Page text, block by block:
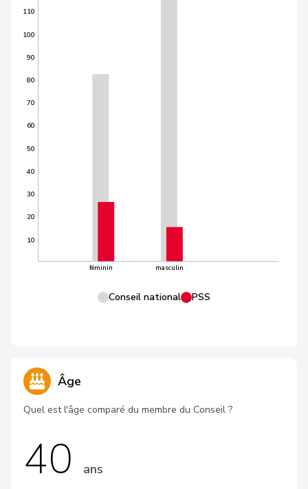
10
20
30
40
50
60
70
80
90
100
110
féminin masculin
Conseil national PSS
Âge
Quel est l'âge comparé du membre du Conseil ?
40 ans